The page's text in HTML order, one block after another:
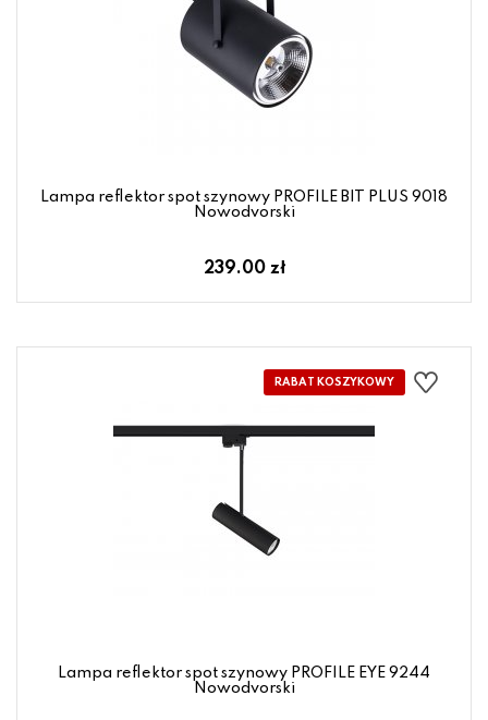
Lampa reflektor spot szynowy PROFILE BIT PLUS 9018
Nowodvorski
239.00 zł
Lampa reflektor spot szynowy PROFILE EYE 9244
Nowodvorski